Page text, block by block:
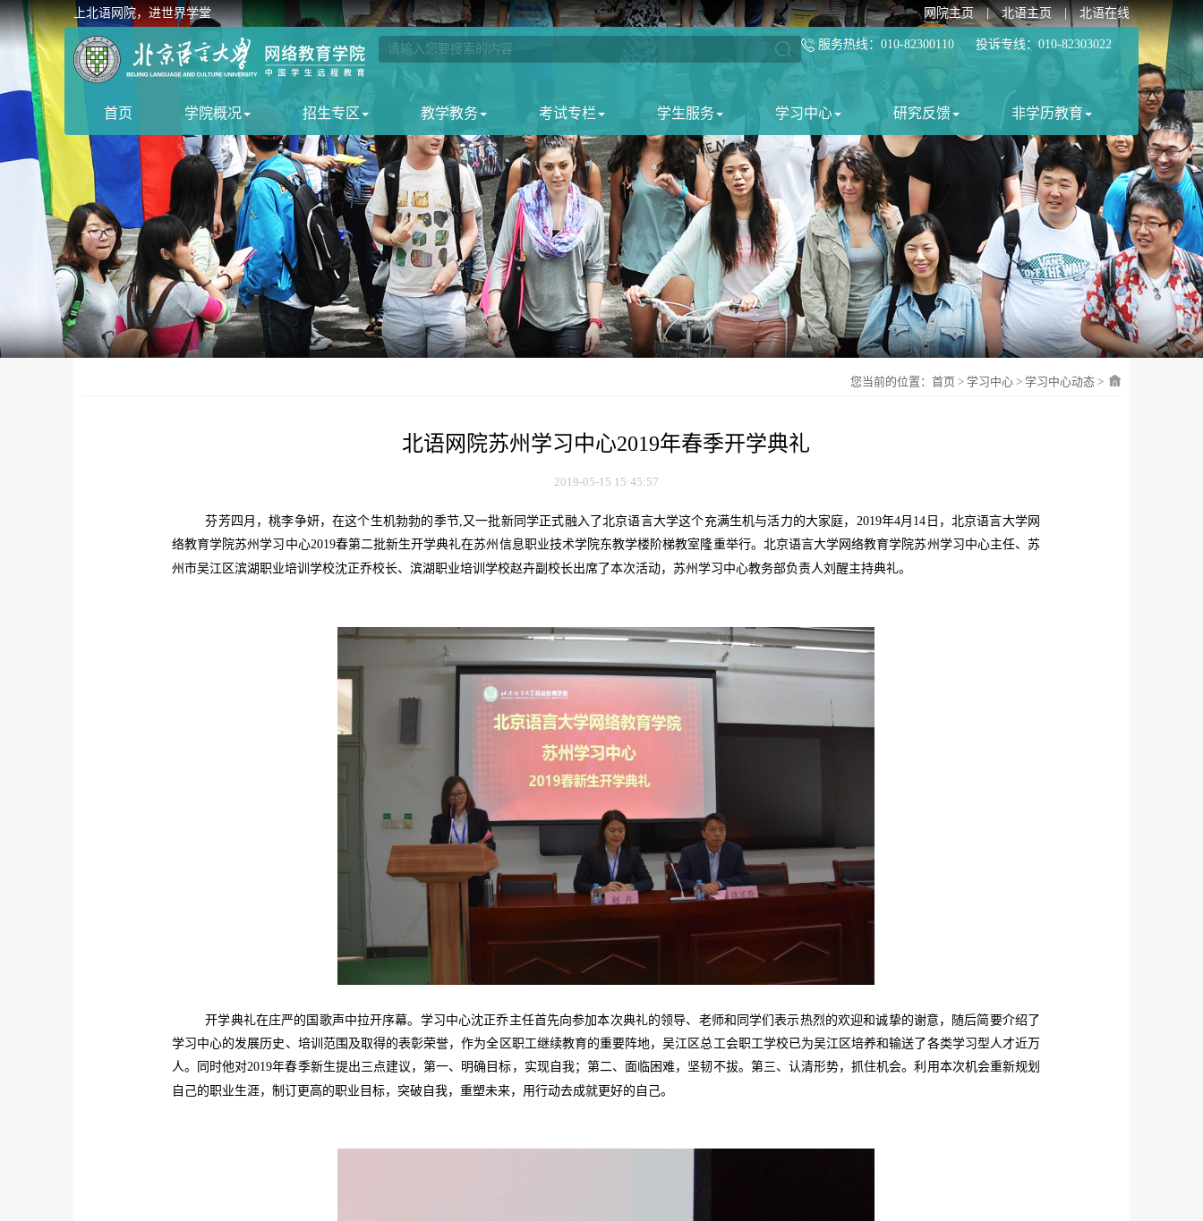
上北语网院，进世界学堂 网院主页|北语主页|北语在线
服务热线：010-82300110 投诉专线：010-82303022
首页 学院概况 招生专区 教学教务 考试专栏 学生服务 学习中心 研究反馈 非学历教育
您当前的位置： 首页 > 学习中心 > 学习中心动态 >
北语网院苏州学习中心2019年春季开学典礼
2019-05-15 15:45:57
芬芳四月，桃李争妍，在这个生机勃勃的季节, 又一批新同学正式融入了北京语言大学这个充满生机与活力的大家庭， 2019年4月 14 日，北京语言大学网
络教育学院苏州学习中心2019春第二批新生开学典礼在苏州信息职业技术学院东教学楼阶梯教室隆重举行。北京语言大学网络教育学院苏州学习中心主任、苏
州市吴江区滨湖职业培训学校沈正乔校长、滨湖职业培训学校赵卉副校长出席了本次活动，苏州学习中心教务部负责人刘醒主持典礼。
开学典礼在庄严的国歌声中拉开序幕。学习中心沈正乔主任首先向参加本次典礼的领导、老师和同学们表示热烈的欢迎和诚挚的谢意，随后简要介绍了
学习中心的发展历史、培训范围及取得的表彰荣誉，作为全区职工继续教育的重要阵地，吴江区总工会职工学校已为吴江区培养和输送了各类学习型人才近万
人。同时他对2019年春季新生提出三点建议，第一、明确目标，实现自我；第二、面临困难，坚韧不拔。第三、认清形势，抓住机会。利用本次机会重新规划
自己的职业生涯，制订更高的职业目标，突破自我，重塑未来，用行动去成就更好的自己。